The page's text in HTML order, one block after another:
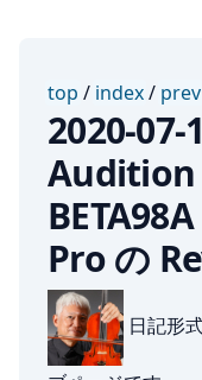
top / index/ prev
2020-
Audition
Pro の
日記形